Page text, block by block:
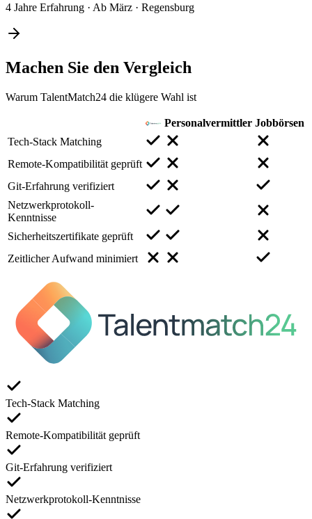
4 Jahre Erfahrung · Ab März · Regensburg
Machen Sie den Vergleich
Warum TalentMatch24 die klügere Wahl ist
Personalvermittler Jobbörsen
Tech-Stack Matching
Remote-Kompatibilität geprüft
Git-Erfahrung verifiziert
Netzwerkprotokoll-
Kenntnisse
Sicherheitszertifikate geprüft
Zeitlicher Aufwand minimiert
Tech-Stack Matching
Remote-Kompatibilität geprüft
Git-Erfahrung verifiziert
Netzwerkprotokoll-Kenntnisse